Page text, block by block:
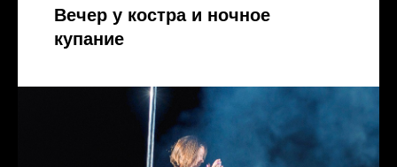
Вечер у костра и ночное
купание